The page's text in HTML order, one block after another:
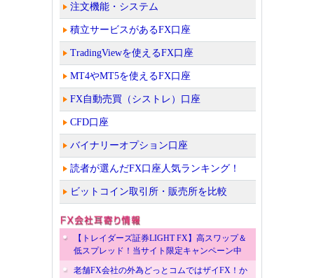
注文機能・システム
積立サービスがあるFX口座
TradingViewを使えるFX口座
MT4やMT5を使えるFX口座
FX自動売買（シストレ）口座
CFD口座
バイナリーオプション口座
読者が選んだFX口座人気ランキング！
ビットコイン取引所・販売所を比較
【トレイダーズ証券LIGHT FX】高スワップ＆
低スプレッド！当サイト限定キャンペーン中
老舗FX会社の外為どっとコムではザイFX！か